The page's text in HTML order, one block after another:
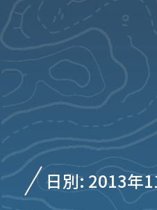
日別: 2013年